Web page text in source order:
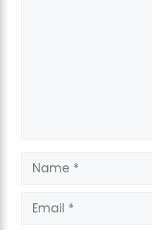
Name
Email